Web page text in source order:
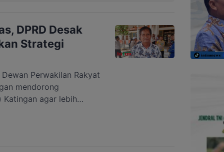
DPRD Desak
Strategi
Dewan Perwakilan Rakyat
mendorong
Katingan agar lebih
pengangguran.
menyebut minimnya
besar yang